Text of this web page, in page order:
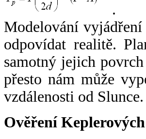
.
Modelování
odpovídat realitě.
samotný jejich
přesto nám může
vzdálenosti od Slunce.
Ověření